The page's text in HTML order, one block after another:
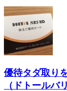
優待タダ取り
（ドトールバ